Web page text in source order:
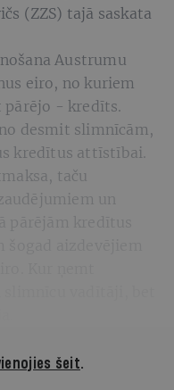
(ZZS) tajā saskata
Austrumu
eiro, no kuriem
pārējo - kredīts.
desmit slimnīcām,
kredītus attīstībai.
taču
un
šeit.